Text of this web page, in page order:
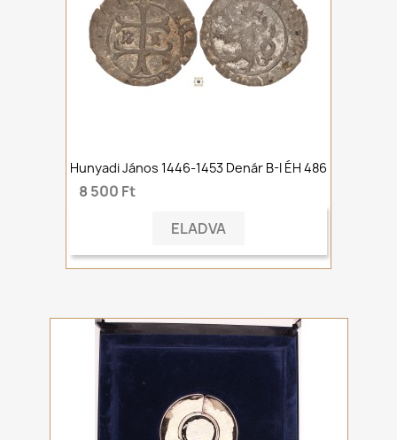
Hunyadi János 1446-1453 Denár B-I ÉH 486
8 500 Ft
ELADVA